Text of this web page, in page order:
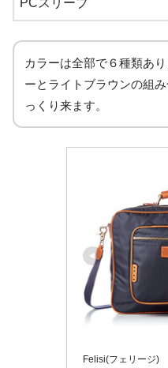
PCスリーブ
カラーは全部で６種類あ
ーとライトブラウンの組
っくり来ます。
Felisi(フェリージ)